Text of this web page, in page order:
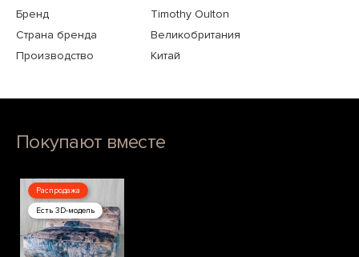
Бренд
Timothy Oulton
Страна бренда
Великобритания
Производство
Китай
Покупают вместе
Распродажа
Есть 3D-модель